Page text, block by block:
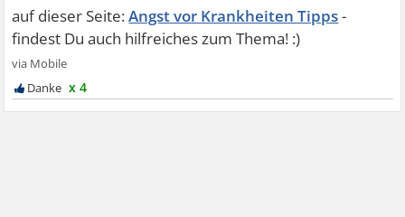
Angst vor Krankheiten Tipps
x 4